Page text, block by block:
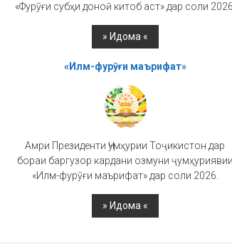
«Фурӯғи субҳи доноӣ китоб аст» дар соли 2026.
«Илм-фурӯғи маърифат»
Амри Президенти Ҷумҳурии Тоҷикистон дар
бораи баргузор кардани озмуни ҷумҳуриявии
«Илм-фурӯғи маърифат» дар соли 2026.